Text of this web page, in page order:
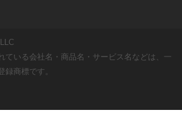
ている会社名・商品名・サービス名などは、一
録商標です。